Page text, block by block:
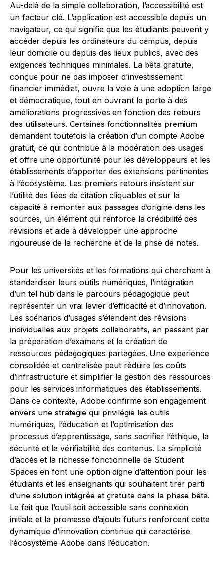
Au-delà de la simple collaboration, l’accessibilité est
un facteur clé. L’application est accessible depuis un
navigateur, ce qui signifie que les étudiants peuvent y
accéder depuis les ordinateurs du campus, depuis
leur domicile ou depuis des lieux publics, avec des
exigences techniques minimales. La bêta gratuite,
conçue pour ne pas imposer d’investissement
financier immédiat, ouvre la voie à une adoption large
et démocratique, tout en ouvrant la porte à des
améliorations progressives en fonction des retours
des utilisateurs. Certaines fonctionnalités premium
demandent toutefois la création d’un compte Adobe
gratuit, ce qui contribue à la modération des usages
et offre une opportunité pour les développeurs et les
établissements d’apporter des extensions pertinentes
à l’écosystème. Les premiers retours insistent sur
l’utilité des liées de citation cliquables et sur la
capacité à remonter aux passages d’origine dans les
sources, un élément qui renforce la crédibilité des
révisions et aide à développer une approche
rigoureuse de la recherche et de la prise de notes.
Pour les universités et les formations qui cherchent à
standardiser leurs outils numériques, l’intégration
d’un tel hub dans le parcours pédagogique peut
représenter un vrai levier d’efficacité et d’innovation.
Les scénarios d’usages s’étendent des révisions
individuelles aux projets collaboratifs, en passant par
la préparation d’examens et la création de
ressources pédagogiques partagées. Une expérience
consolidée et centralisée peut réduire les coûts
d’infrastructure et simplifier la gestion des ressources
pour les services informatiques des établissements.
Dans ce contexte, Adobe confirme son engagement
envers une stratégie qui privilégie les outils
numériques, l’éducation et l’optimisation des
processus d’apprentissage, sans sacrifier l’éthique, la
sécurité et la vérifiabilité des contenus. La simplicité
d’accès et la richesse fonctionnelle de Student
Spaces en font une option digne d’attention pour les
étudiants et les enseignants qui souhaitent tirer parti
d’une solution intégrée et gratuite dans la phase bêta.
Le fait que l’outil soit accessible sans connexion
initiale et la promesse d’ajouts futurs renforcent cette
dynamique d’innovation continue qui caractérise
l’écosystème Adobe dans l’éducation.